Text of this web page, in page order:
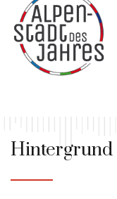
Hintergrund